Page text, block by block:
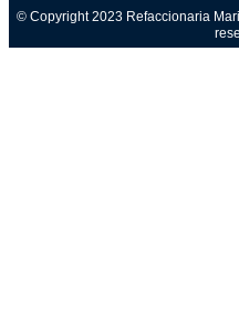
© Copyright 2023 Refaccionaria